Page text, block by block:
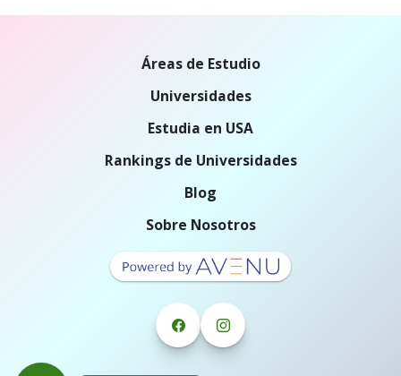
Áreas de Estudio
Universidades
Estudia en USA
Rankings de Universidades
Blog
Sobre Nosotros